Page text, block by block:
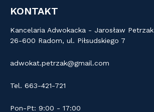
KONTAKT
Kancelaria Adwokacka - Jarosław Petrzak
26-600 Radom, ul. Piłsudskiego 7
adwokat.petrzak@gmail.com
Tel. 663-421-721
Pon-Pt: 9:00 - 17:00